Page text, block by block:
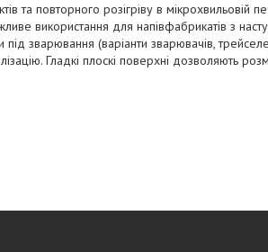
та повторного розігріву в мікрохвильовій
використання для напівфабрикатів з
зварювання (варіанти зварювачів,
Гладкі плоскі поверхні дозволяють